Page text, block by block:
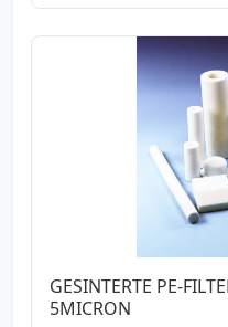
GESINTERTE PE-
5MICRON